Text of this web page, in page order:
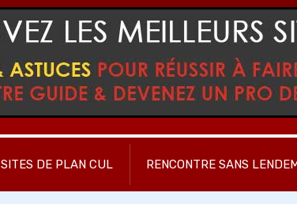
SITES DE PLAN CUL RENCONTRE SANS